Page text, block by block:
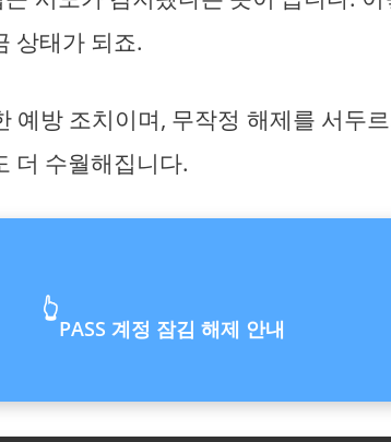
상태가 되죠.
예방 조치이며, 무작정 해제를 서두
더 수월해집니다.
👆
PASS 계정 잠김 해제 안내